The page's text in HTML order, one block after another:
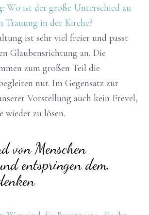
Wo ist der große Unterschied zu
Trauung in der Kirche?
ist sehr viel freier und passt
Glaubensrichtung an. Die
zum großen Teil die
nur. Im Gegensatz zur
Vorstellung auch kein Frevel,
wieder zu lösen.
von Menschen
entspringen dem,